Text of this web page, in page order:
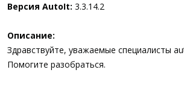
а
Версия AutoIt: 3.3.14.2
Описание:
Здравствуйте, уважаемые специалисты
Помогите разобраться.